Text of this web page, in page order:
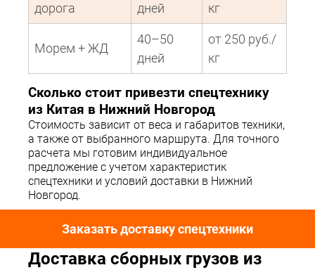
дорога
дней
кг
Морем + ЖД
40–50
дней
от 250 руб./
кг
Сколько стоит привезти спецтехнику
из Китая в Нижний Новгород
Стоимость зависит от веса и габаритов техники,
а также от выбранного маршрута. Для точного
расчета мы готовим индивидуальное
предложение с учетом характеристик
спецтехники и условий доставки в Нижний
Новгород.
Заказать доставку спецтехники
Доставка сборных грузов из